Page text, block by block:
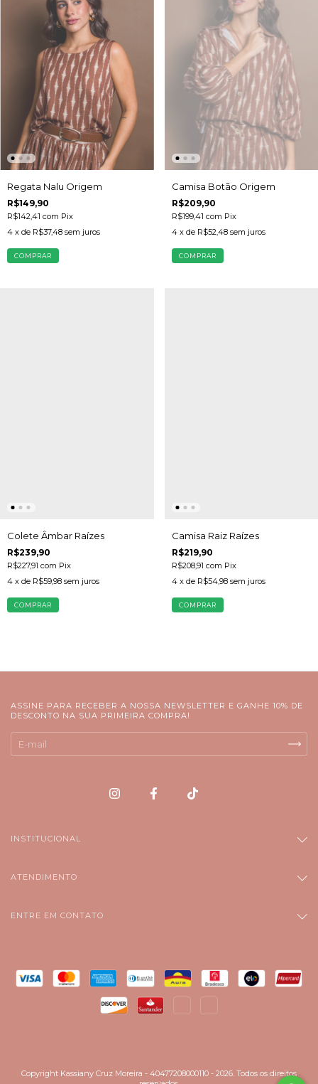
Regata Nalu Origem
R$149,90
R$142,41 com Pix
4 x de R$37,48 sem juros
COMPRAR
Camisa Botão Origem
R$209,90
R$199,41 com Pix
4 x de R$52,48 sem juros
COMPRAR
Colete Âmbar Raízes
R$239,90
R$227,91 com Pix
4 x de R$59,98 sem juros
COMPRAR
Camisa Raiz Raízes
R$219,90
R$208,91 com Pix
4 x de R$54,98 sem juros
COMPRAR
ASSINE PARA RECEBER A NOSSA NEWSLETTER E GANHE 10% DE
DESCONTO NA SUA PRIMEIRA COMPRA!
INSTITUCIONAL
ATENDIMENTO
ENTRE EM CONTATO
Copyright Kassiany Cruz Moreira - 40477208000110 - 2026. Todos os direitos